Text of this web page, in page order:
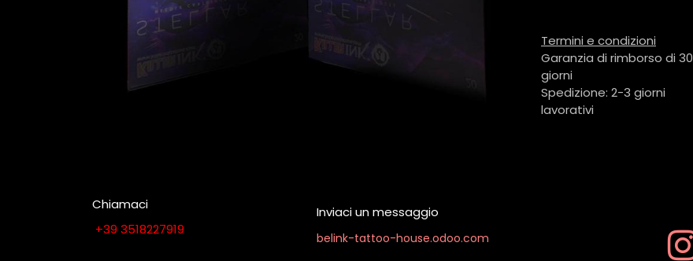
Termini e condizioni
Garanzia di rimborso di 30
giorni
Spedizione: 2-3 giorni
lavorativi
Chiamaci
​​​​​​​​​​​​​​+​3​9​ ​3​5​1​8​2​2​7​9​1​9
Inviaci un messaggio
belink-tattoo-house.odoo.com